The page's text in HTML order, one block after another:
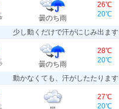
曇のち雨
26℃
20℃
少し動くだけで汗がにじみ出ます
曇のち雨
28℃
20℃
動かなくても、汗がしたたります
27℃
20℃